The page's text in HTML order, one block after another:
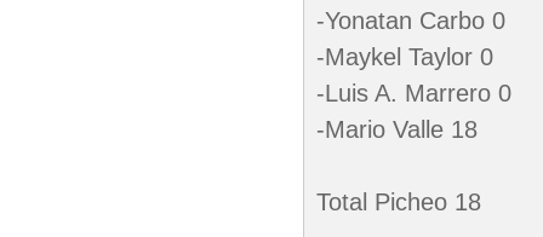
-Yonatan Carbo 0
-Maykel Taylor 0
-Luis A. Marrero 0
-Mario Valle 18
Total Picheo 18